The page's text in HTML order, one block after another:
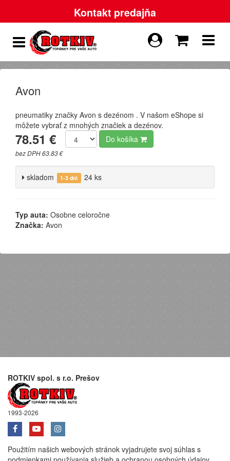
Kontakt predajňa
Avon
pneumatiky značky Avon s dezénom . V našom eShope si
môžete vybrať z mnohých značiek a dezénov.
78.51 €
bez DPH 63.83 €
Do košíka
skladom 1-3 dni 24 ks
Typ auta: Osobne celoročne
Značka: Avon
ROTKIV spol. s r.o. Prešov
1993-2026
Použitím našich webových stránok vyjadrujete svoj súhlas s